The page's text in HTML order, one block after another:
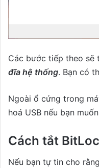
Các bước tiếp theo sẽ
đĩa hệ thống. Bạn có
Ngoài ổ cứng trong
hoá USB nếu bạn
Cách tắt
Nếu bạn tự tin cho